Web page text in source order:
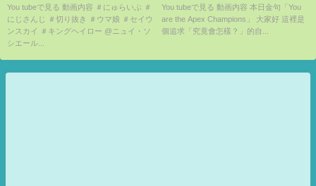
編【にじさんじ切り抜き】
You tubeで見る 動画内容 ＃にゅらいぶ ＃
にじさんじ ＃切り抜き ＃ウマ娘 ＃セイウ
ンスカイ ＃キングヘイロー @ニュイ・ソ
シエール...
You tubeで見る 動画内容 本日金句「You
are the Apex Champions」 大家好 這裡是
個追求「究竟會怎樣？」的自...